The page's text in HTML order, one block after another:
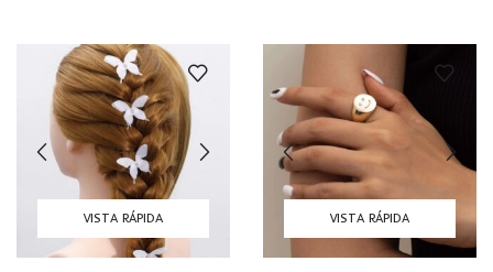
VISTA RÁPIDA VISTA RÁPIDA